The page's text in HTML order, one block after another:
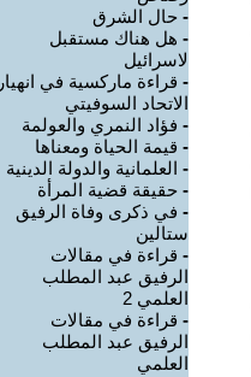
- حال الشرق
- هل هناك مستقبل
لاسرائيل
- قراءة ماركسية في انهيار
الاتحاد السوفيتي
- فؤاد النمري والعولمة
- قيمة الحياة ومعناها
- العلمانية والدولة الدينية
- حقيقة قضية المرأة
- في ذكرى وفاة الرفيق
ستالين
- قراءة في مقالات
الرفيق عبد المطلب
العلمي 2
- قراءة في مقالات
الرفيق عبد المطلب
العلمي